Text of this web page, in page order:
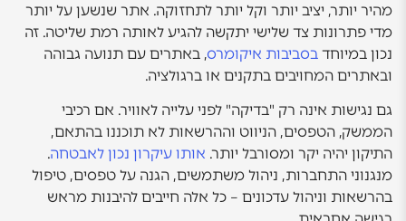
מהיר יותר, יציב יותר וקל יותר לתחזוקה. אתר שנשען על יותר
מדי פתרונות צד שלישי יתקשה להגיע לאותה רמת שליטה. זה
נכון במיוחד בסביבות איקומרס, באתרים עם תנועה גבוהה
ובאתרים המחויבים בתקנים או ברגולציה.
גם נגישות אינה רק "בדיקה" לפני עלייה לאוויר. אם רכיבי
הממשק, הטפסים, הניווט וההרשאות לא תוכננו בהתאם,
התיקון יהיה יקר ומסורבל יותר. אותו עיקרון נכון לאבטחה.
מנגנוני התחברות, ניהול משתמשים, הגנה על טפסים, טיפול
בהרשאות וניהול עדכונים – כל אלה חייבים להיבנות מראש